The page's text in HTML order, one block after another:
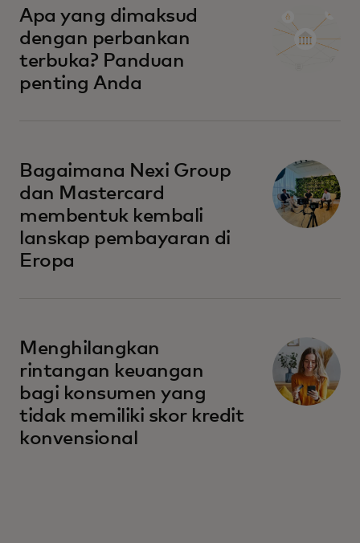
Apa yang dimaksud
dengan perbankan
terbuka? Panduan
penting Anda
Bagaimana Nexi Group
dan Mastercard
membentuk kembali
lanskap pembayaran di
Eropa
Menghilangkan
rintangan keuangan
bagi konsumen yang
tidak memiliki skor kredit
konvensional